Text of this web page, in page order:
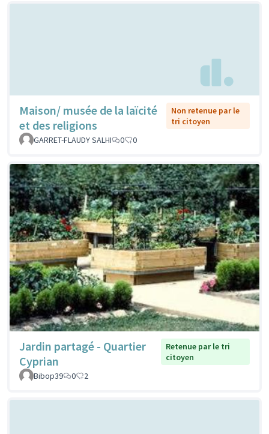
Maison/ musée de la laïcité
et des religions
Non retenue par le
tri citoyen
GARRET-FLAUDY SALHI
0 0
Jardin partagé - Quartier
Cyprian
Retenue par le tri
citoyen
Bibop39
0 2